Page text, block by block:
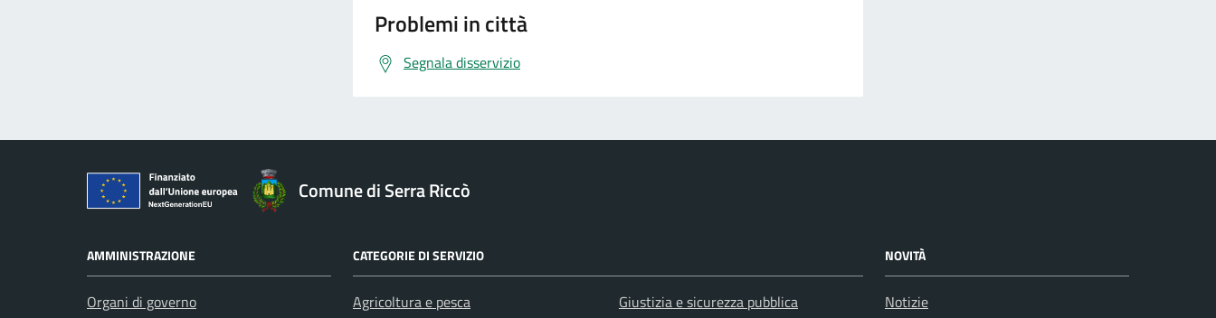
Problemi in città
Segnala disservizio
Comune di Serra Riccò
AMMINISTRAZIONE
Organi di governo
CATEGORIE DI SERVIZIO
Agricoltura e pesca
Giustizia e sicurezza pubblica
NOVITÀ
Notizie